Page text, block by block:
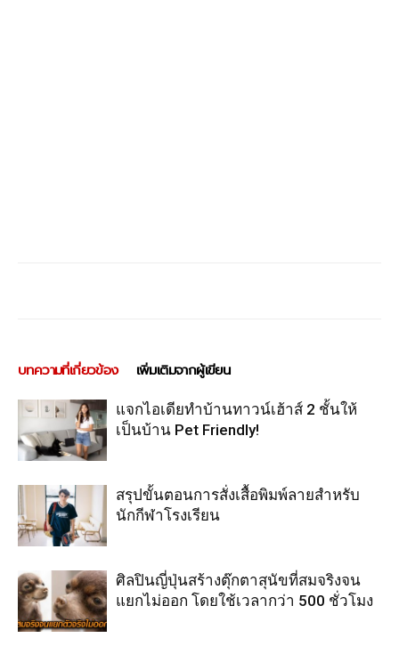
บทความที่เกี่ยวข้อง เพิ่มเติมจากผู้เขียน
แจกไอเดียทำบ้านทาวน์เฮ้าส์ 2 ชั้นให้
เป็นบ้าน Pet Friendly!
สรุปขั้นตอนการสั่งเสื้อพิมพ์ลายสำหรับ
นักกีฬาโรงเรียน
ศิลปินญี่ปุ่นสร้างตุ๊กตาสุนัขที่สมจริงจน
แยกไม่ออก โดยใช้เวลากว่า 500 ชั่วโมง